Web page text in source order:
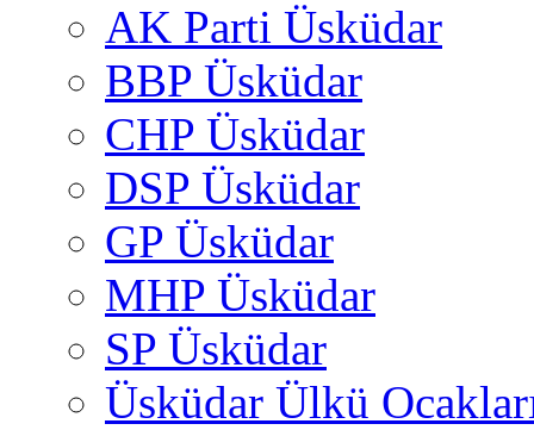
AK Parti Üsküdar
BBP Üsküdar
CHP Üsküdar
DSP Üsküdar
GP Üsküdar
MHP Üsküdar
SP Üsküdar
Üsküdar Ülkü